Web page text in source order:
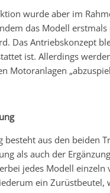
wurde aber im
das Modell
Das Antriebskonzept
ist. Allerdings
Motoranlagen
besteht aus den beiden
als auch der
jedes Modell
ein